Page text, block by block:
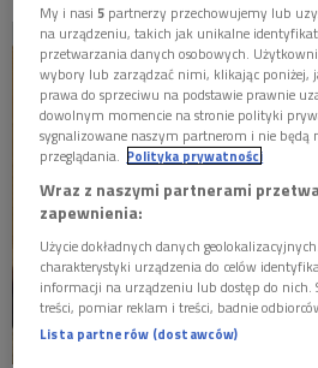
My i nasi5 partnerzy przechowujemy lub
na urządzeniu, takich jak unikalne
przetwarzania danych osobowych.
wybory lub zarządzać nimi, klikając poniżej,
prawa do sprzeciwu na podstawie prawnie
dowolnym momencie na stronie polityki
sygnalizowane naszym partnerom i nie będą
przeglądania. Polityka prywatności
Wraz z naszymi partnerami
zapewnienia:
Użycie dokładnych danych
charakterystyki urządzenia do celów
informacji na urządzeniu lub dostęp do nich.
treści, pomiar reklam i treści, badnie
Lista partnerów (dostawców)